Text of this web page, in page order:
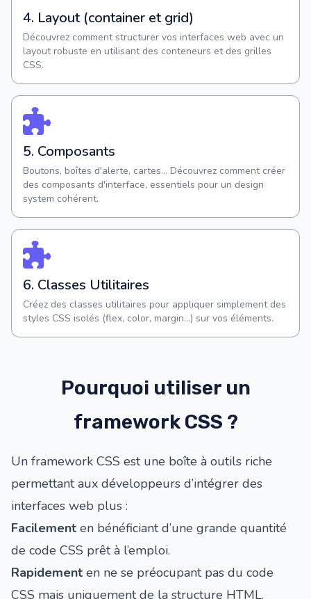
4. Layout (container et grid)
Découvrez comment structurer vos interfaces web avec un
layout robuste en utilisant des conteneurs et des grilles
CSS.
5. Composants
Boutons, boîtes d'alerte, cartes... Découvrez comment créer
des composants d'interface, essentiels pour un design
system cohérent.
6. Classes Utilitaires
Créez des classes utilitaires pour appliquer simplement des
styles CSS isolés (flex, color, margin...) sur vos éléments.
Pourquoi utiliser un
framework CSS ?
Un framework CSS est une boîte à outils riche
permettant aux développeurs d’intégrer des
interfaces web plus :
Facilement en bénéficiant d’une grande quantité
de code CSS prêt à l’emploi.
Rapidement en ne se préocupant pas du code
CSS mais uniquement de la structure HTML.